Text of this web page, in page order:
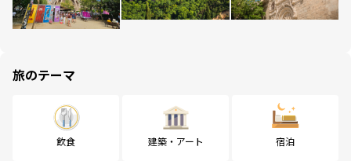
旅のテーマ
飲食 建築・アート 宿泊